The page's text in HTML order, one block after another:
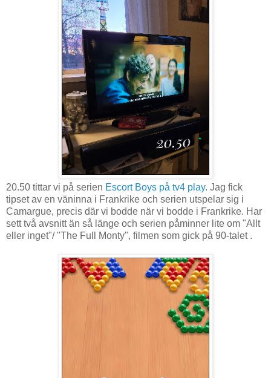
20.50 tittar vi på serien Escort Boys på tv4 play. Jag fick
tipset av en väninna i Frankrike och serien utspelar sig i
Camargue, precis där vi bodde när vi bodde i Frankrike. Har
sett två avsnitt än så länge och serien påminner lite om "Allt
eller inget"/ "The Full Monty", filmen som gick på 90-talet .